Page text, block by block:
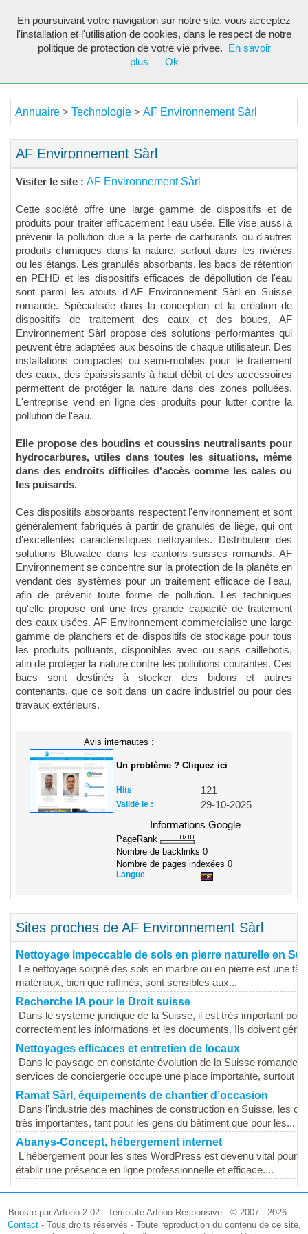
Annuaire > Technologie > AF Environnement Sàrl
AF Environnement Sàrl
Visiter le site : AF Environnement Sàrl
Cette société offre une large gamme de dispositifs et de
produits pour traiter efficacement l'eau usée. Elle vise aussi à
prévenir la pollution due à la perte de carburants ou d'autres
produits chimiques dans la nature, surtout dans les rivières
ou les étangs. Les granulés absorbants, les bacs de rétention
en PEHD et les dispositifs efficaces de dépollution de l'eau
sont parmi les atouts d'AF Environnement Sàrl en Suisse
romande. Spécialisée dans la conception et la création de
dispositifs de traitement des eaux et des boues, AF
Environnement Sàrl propose des solutions performantes qui
peuvent être adaptées aux besoins de chaque utilisateur. Des
installations compactes ou semi-mobiles pour le traitement
des eaux, des épaississants à haut débit et des accessoires
permettent de protéger la nature dans des zones polluées.
L'entreprise vend en ligne des produits pour lutter contre la
pollution de l'eau.
Elle propose des boudins et coussins neutralisants pour
hydrocarbures, utiles dans toutes les situations, même
dans des endroits difficiles d'accès comme les cales ou
les puisards.
Ces dispositifs absorbants respectent l'environnement et sont
généralement fabriqués à partir de granulés de liège, qui ont
d'excellentes caractéristiques nettoyantes. Distributeur des
solutions Bluwatec dans les cantons suisses romands, AF
Environnement se concentre sur la protection de la planète en
vendant des systèmes pour un traitement efficace de l'eau,
afin de prévenir toute forme de pollution. Les techniques
qu'elle propose ont une très grande capacité de traitement
des eaux usées. AF Environnement commercialise une large
gamme de planchers et de dispositifs de stockage pour tous
les produits polluants, disponibles avec ou sans caillebotis,
afin de protéger la nature contre les pollutions courantes. Ces
bacs sont destinés à stocker des bidons et autres
contenants, que ce soit dans un cadre industriel ou pour des
travaux extérieurs.
Avis internautes :
Un problème ? Cliquez ici
Hits 121
Validé le :
29-10-2025
Informations Google
PageRank
Nombre de backlinks 0
Nombre de pages indexées 0
Langue
Sites proches de AF Environnement Sàrl
Nettoyage impeccable de sols en pierre naturelle en
Le nettoyage soigné des sols en marbre ou en pierre est une
matériaux, bien que raffinés, sont sensibles aux...
Recherche IA pour le Droit suisse
Dans le système juridique de la Suisse, il est très important
correctement les informations et les documents. Ils doivent gérer
Nettoyages efficaces et entretien de locaux
Dans le paysage en constante évolution de la Suisse romande,
services de conciergerie occupe une place importante, surtout
Ramat Sàrl, équipements de chantier d’occasion
Dans l'industrie des machines de construction en Suisse, les
très importantes, tant pour les gens du bâtiment que pour les...
Abanys-Concept, hébergement internet
L'hébergement pour les sites WordPress est devenu vital pour
établir une présence en ligne professionnelle et efficace....
Boosté par Arfooo 2.02 - Template Arfooo Responsive - © 2007 - 2026 -
Contact- Tous droits réservés - Toute reproduction du contenu de ce site,
En poursuivant votre navigation sur notre site, vous acceptez
l'installation et l'utilisation de cookies, dans le respect de notre
politique de protection de votre vie privee.
En savoir
plus
Ok